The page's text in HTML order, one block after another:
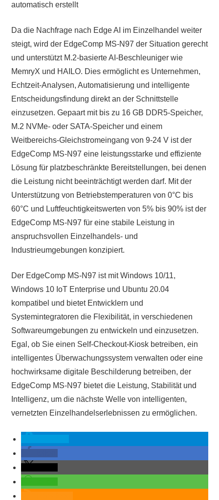
automatisch erstellt
Da die Nachfrage nach Edge AI im Einzelhandel weiter
steigt, wird der EdgeComp MS-N97 der Situation gerecht
und unterstützt M.2-basierte AI-Beschleuniger wie
MemryX und HAILO. Dies ermöglicht es Unternehmen,
Echtzeit-Analysen, Automatisierung und intelligente
Entscheidungsfindung direkt an der Schnittstelle
einzusetzen. Gepaart mit bis zu 16 GB DDR5-Speicher,
M.2 NVMe- oder SATA-Speicher und einem
Weitbereichs-Gleichstromeingang von 9-24 V ist der
EdgeComp MS-N97 eine leistungsstarke und effiziente
Lösung für platzbeschränkte Bereitstellungen, bei denen
die Leistung nicht beeinträchtigt werden darf. Mit der
Unterstützung von Betriebstemperaturen von 0°C bis
60°C und Luftfeuchtigkeitswerten von 5% bis 90% ist der
EdgeComp MS-N97 für eine stabile Leistung in
anspruchsvollen Einzelhandels- und
Industrieumgebungen konzipiert.
Der EdgeComp MS-N97 ist mit Windows 10/11,
Windows 10 IoT Enterprise und Ubuntu 20.04
kompatibel und bietet Entwicklern und
Systemintegratoren die Flexibilität, in verschiedenen
Softwareumgebungen zu entwickeln und einzusetzen.
Egal, ob Sie einen Self-Checkout-Kiosk betreiben, ein
intelligentes Überwachungssystem verwalten oder eine
hochwirksame digitale Beschilderung betreiben, der
EdgeComp MS-N97 bietet die Leistung, Stabilität und
Intelligenz, um die nächste Welle von intelligenten,
vernetzten Einzelhandelserlebnissen zu ermöglichen.